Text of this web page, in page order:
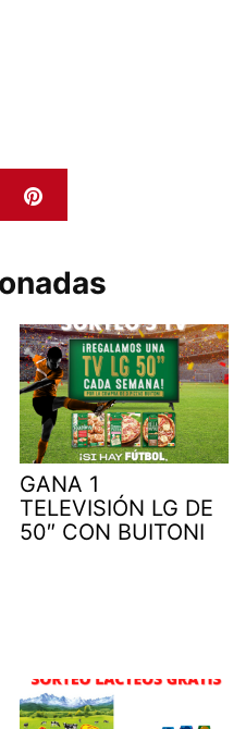
GANA 1
TELEVISIÓN LG DE
50″ CON BUITONI